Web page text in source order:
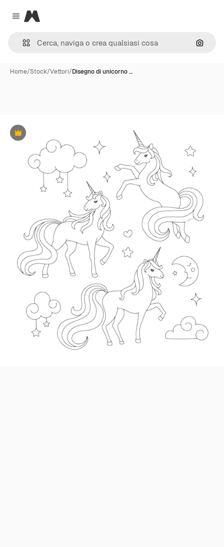
Close menu
Magnific
Cerca
Home/Stock/Vettori/Disegno di unicorno …
Premium